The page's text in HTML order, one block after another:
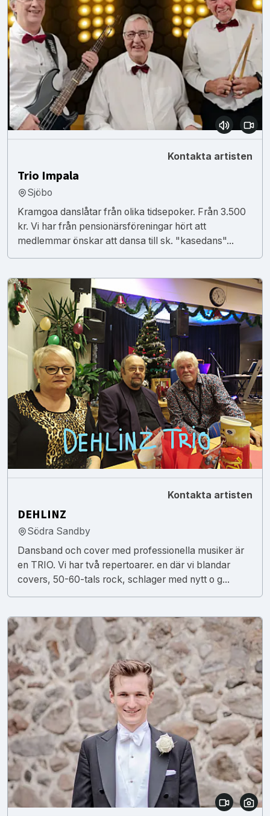
Kontakta artisten
Trio Impala
Sjöbo
Kramgoa danslåtar från olika tidsepoker. Från 3.500
kr. Vi har från pensionärsföreningar hört att
medlemmar önskar att dansa till sk. "kasedans"...
Kontakta artisten
DEHLINZ
Södra Sandby
Dansband och cover med professionella musiker är
en TRIO. Vi har två repertoarer. en där vi blandar
covers, 50-60-tals rock, schlager med nytt o g...